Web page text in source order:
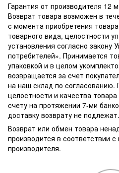
Гарантия от производителя 12
Возврат товара возможен в
с момента приобретения
товарного вида, целостности
установления согласно закону
потребителей». Принимается
упаковкой и в целом
возвращается за счет
на наш склад по согласованию.
целостности и качества
счету на протяжении 7-ми
доставку возврату не подлежат.
Возврат или обмен товара
производится в соответствии с
производителя.